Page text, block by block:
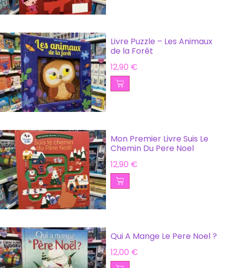
Livre Puzzle – Les Animaux
de la Forêt
12,90 €
Mon Premier Livre Suis Le
Chemin Du Pere Noel
12,90 €
Qui A Mange Le Pere Noel ?
12,00 €